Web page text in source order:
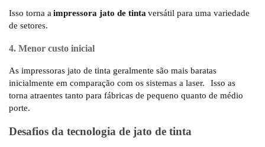
Isso torna aimpressora jato de tintaversátil para uma variedade
de setores.
4. Menor custo inicial
As impressoras jato de tinta geralmente são mais baratas
inicialmente em comparação com os sistemas a laser.
Isso as
torna atraentes tanto para fábricas de pequeno quanto de médio
porte.
Desafios da tecnologia de jato de tinta